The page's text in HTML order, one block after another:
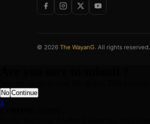
© 2026 The WayanG. All rights reserved.
No Continue
x